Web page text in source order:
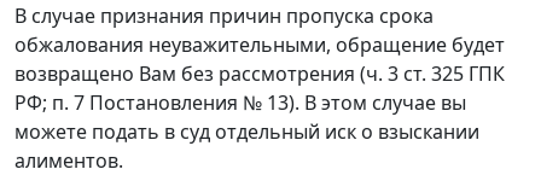
В случае признания причин пропуска срока
обжалования неуважительными, обращение будет
возвращено Вам без рассмотрения (ч. 3 ст. 325 ГПК
РФ; п. 7 Постановления № 13). В этом случае вы
можете подать в суд отдельный иск о взыскании
алиментов.